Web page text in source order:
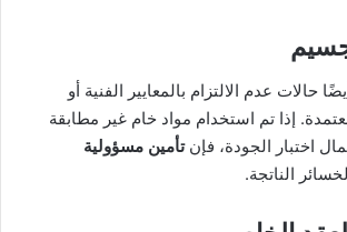
حالات عدم الالتزام بالمعايير الفنية أو
إذا تم استخدام مواد خام غير مطابقة
اختبار الجودة، فإنتأمين مسؤولية
الناتجة.